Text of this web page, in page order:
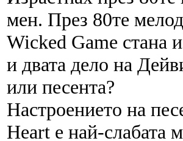
мен. През 80те
Wicked Game стана
и двата дело на
или песента?
Настроението на
Heart е най-слабата